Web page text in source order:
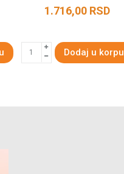
1.716,00 RSD
Dodaj u korpu